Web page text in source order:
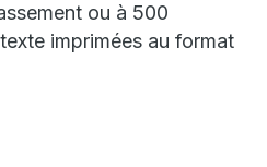
ou à 500
imprimées au format